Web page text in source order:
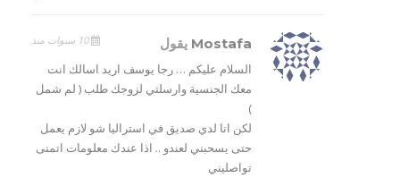
Mostafa يقول 10 سنوات منذ
السلام عليكم … رجا يوسف اريد اسالك انت
معك الجنسية وارسلتي لزوجك طلب ( لم شمل
)
لكن انا لدي صديق في استراليا شو لازم يعمل
حتى يسحبني لعندو .. اذا عندك معلومات اتمنى
تواصليني